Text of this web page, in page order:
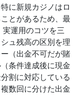
に新規カジノはロ
とがあるため、最
実運用のコツを三
ュ残高の区別を理
（出金不可だが賭
条件達成後に現金
割に対応している
数回に分けた出金